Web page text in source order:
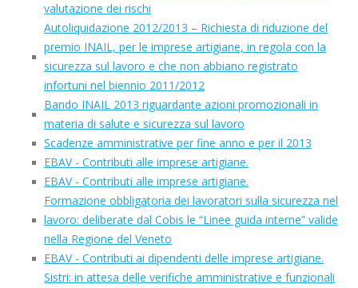
valutazione dei rischi
Autoliquidazione 2012/2013 – Richiesta di riduzione del
premio INAIL, per le imprese artigiane, in regola con la
sicurezza sul lavoro e che non abbiano registrato
infortuni nel biennio 2011/2012
Bando INAIL 2013 riguardante azioni promozionali in
materia di salute e sicurezza sul lavoro
Scadenze amministrative per fine anno e per il 2013
EBAV - Contributi alle imprese artigiane.
EBAV - Contributi alle imprese artigiane.
Formazione obbligatoria dei lavoratori sulla sicurezza nel
lavoro: deliberate dal Cobis le “Linee guida interne” valide
nella Regione del Veneto
EBAV - Contributi ai dipendenti delle imprese artigiane.
Sistri: in attesa delle verifiche amministrative e funzionali